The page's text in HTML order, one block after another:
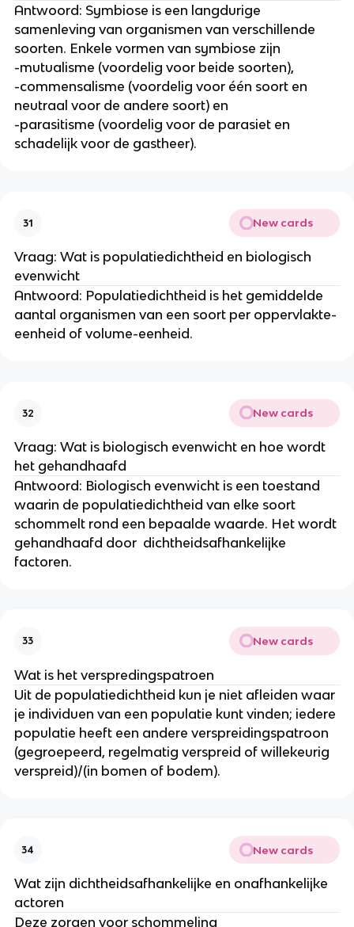
Antwoord: Symbiose is een langdurige
samenleving van organismen van verschillende
soorten. Enkele vormen van symbiose zijn
-mutualisme (voordelig voor beide soorten),
-commensalisme (voordelig voor één soort en
neutraal voor de andere soort) en
-parasitisme (voordelig voor de parasiet en
schadelijk voor de gastheer).
31 New cards
Vraag: Wat is populatiedichtheid en biologisch
evenwicht
Antwoord: Populatiedichtheid is het gemiddelde
aantal organismen van een soort per oppervlakte-
eenheid of volume-eenheid.
32 New cards
Vraag: Wat is biologisch evenwicht en hoe wordt
het gehandhaafd
Antwoord: Biologisch evenwicht is een toestand
waarin de populatiedichtheid van elke soort
schommelt rond een bepaalde waarde. Het wordt
gehandhaafd door  dichtheidsafhankelijke
factoren.
33 New cards
Wat is het verspredingspatroen
Uit de populatiedichtheid kun je niet afleiden waar
je individuen van een populatie kunt vinden; iedere
populatie heeft een andere verspreidingspatroon
(gegroepeerd, regelmatig verspreid of willekeurig
verspreid)/(in bomen of bodem).
34 New cards
Wat zijn dichtheidsafhankelijke en onafhankelijke
actoren
Deze zorgen voor schommeling